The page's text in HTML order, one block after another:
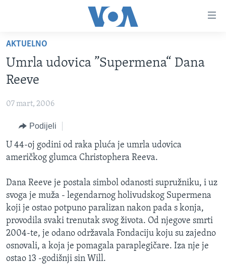
glavni
sadržaj
Pređi
na
glavnu
pretragu
TV PROGRAM
VIJESTI
SJEDINJENE AMERIČKE DRŽAVE
BOSNA I HERCEGOVINA
NAUKA I TEHNOLOGIJA
SPECIJALNI PROJEKTI
KORUPCIJA
SLOBODA MEDIJA
ŽENSKA STRANA
IZBJEGLIČKA STRANA
MAGAZIN
O GLASU AMERIKE
AKTUELNO
Umrla udovica ”Supermena“ Dana
Reeve
07 mart, 2006
Podijeli
U 44-oj godini od raka pluća je umrla udovica
američkog glumca Christophera Reeva.
Dana Reeve je postala simbol odanosti supružniku, i uz
svoga je muža - legendarnog holivudskog Supermena
koji je ostao potpuno paralizan nakon pada s konja,
provodila svaki trenutak svog života. Od njegove smrti
2004-te, je odano održavala Fondaciju koju su zajedno
osnovali, a koja je pomagala paraplegičare. Iza nje je
ostao 13 -godišnji sin Will.